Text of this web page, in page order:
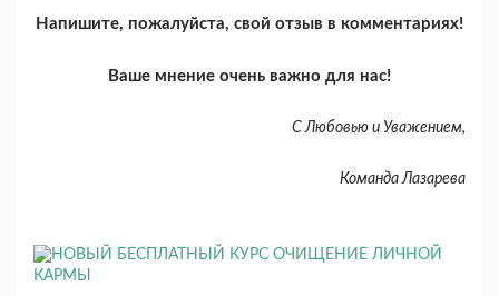
Напишите, пожалуйста, свой отзыв в комментариях!
Ваше мнение очень важно для нас!
С Любовью и Уважением,
Команда Лазарева